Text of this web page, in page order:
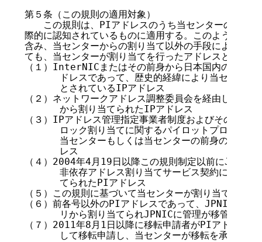
第５条（この規則の適用対象）
この規則は、PIアドレスのうち当センターの管理下
際的に認知されているものに適用する。このようなPI
含み、当センターからの割り当て以外の手段によって
ても、当センターが割り当てを行ったアドレスと同等に
（１）InterNICまたはその前身から日本国内の組織
ドレスであって、歴史的経緯により当センター
      とされているIPアドレス
（２）ネットワークアドレス調整委員会を経由して
      から割り当てられたIPアドレス
（３）IPアドレス管理指定事業者制度およびその前身
ロック割り当てに関するパイロットプロジェク
当センターもしくは当センターの前身のJNIC
      レス
（４）2004年4月19日以降この規則制定以前にJPNIC
非依存アドレス割り当てサービス契約に基づい
      てられたPIアドレス
（５）この規則に基づいて当センターが割り当てるPI
（６）前各号以外のPIアドレスであって、JPNIC以外
リから割り当てられJPNICに管理が移管された
（７）2011年8月1日以降に移転申請者がPIアドレス
して移転申請し、当センターが移転を承諾した